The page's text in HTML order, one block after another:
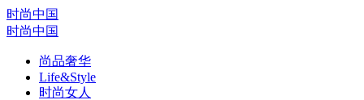
时尚中国
时尚中国
尚品奢华
Life&Style
时尚女人